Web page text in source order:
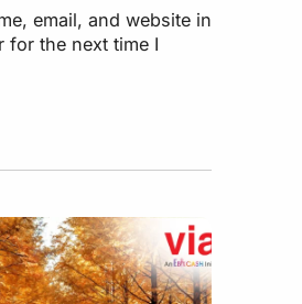
email, and website in
for the next time I